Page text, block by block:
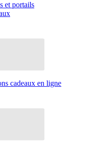
et portails
cadeaux en ligne